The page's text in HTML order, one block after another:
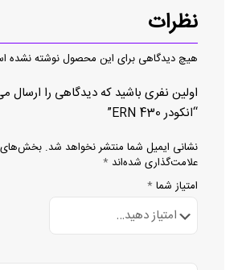
نظرات
هیچ دیدگاهی برای این محصول نوشته نشده
اولین نفری باشید که دیدگاهی را ارسال
“انکودر ERN 430”
نشانی ایمیل شما منتشر نخواهد شد. بخش‌های
علامت‌گذاری شده‌اند *
امتیاز شما *